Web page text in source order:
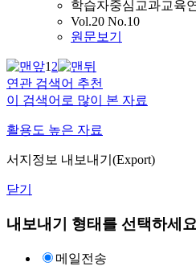
학습자중심교과교육
Vol.20 No.10
원문보기
12
연관 검색어 추천
이 검색어로 많이 본 자료
활용도 높은 자료
서지정보 내보내기(Export)
닫기
내보내기 형태를 선택하세요
메일전송